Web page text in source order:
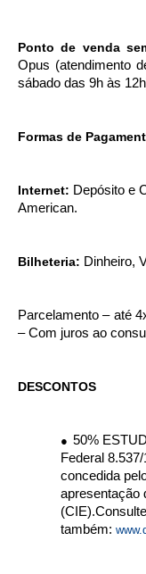
Ponto de venda
Opus (atendimento
sábado das 9h às
Formas de
Internet: Depósito e
American.
Bilheteria: Dinheiro,
Parcelamento – até
– Com juros ao
DESCONTOS
● 50%
Federal
concedida
apresentação
(CIE).Consulte
também: